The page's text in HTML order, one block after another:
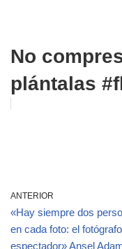
No
plántalas
ANTERIOR
«Hay siempre dos
en cada foto: el
espectador» Ansel